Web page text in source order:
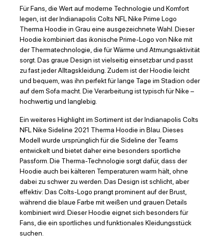
Für Fans, die Wert auf moderne Technologie und Komfort
legen, ist der Indianapolis Colts NFL Nike Prime Logo
Therma Hoodie in Grau eine ausgezeichnete Wahl. Dieser
Hoodie kombiniert das ikonische Prime-Logo von Nike mit
der Thermatechnologie, die für Wärme und Atmungsaktivität
sorgt. Das graue Design ist vielseitig einsetzbar und passt
zu fast jeder Alltagskleidung. Zudem ist der Hoodie leicht
und bequem, was ihn perfekt für lange Tage im Stadion oder
auf dem Sofa macht. Die Verarbeitung ist typisch für Nike –
hochwertig und langlebig.
Ein weiteres Highlight im Sortiment ist der Indianapolis Colts
NFL Nike Sideline 2021 Therma Hoodie in Blau. Dieses
Modell wurde ursprünglich für die Sideline der Teams
entwickelt und bietet daher eine besonders sportliche
Passform. Die Therma-Technologie sorgt dafür, dass der
Hoodie auch bei kälteren Temperaturen warm hält, ohne
dabei zu schwer zu werden. Das Design ist schlicht, aber
effektiv: Das Colts-Logo prangt prominent auf der Brust,
während die blaue Farbe mit weißen und grauen Details
kombiniert wird. Dieser Hoodie eignet sich besonders für
Fans, die ein sportliches und funktionales Kleidungsstück
suchen.